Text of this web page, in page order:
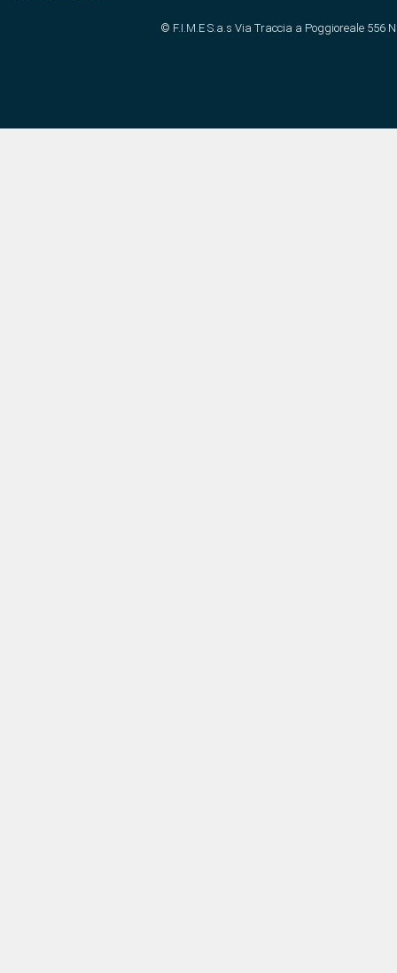
© F.I.M.E S.a.s Via Traccia a Poggioreale 556